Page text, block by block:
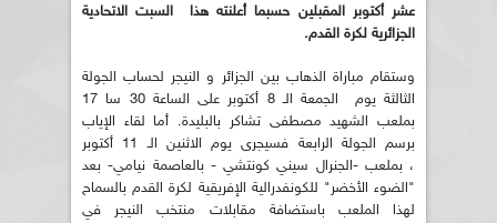
عشر أكتوبر المقبلين حسبما أعلنته هذا السبت الاتحادية
الجزائرية لكرة القدم.
وستقام مباراة الذهاب بين الجزائر و النيجر لحساب الجولة
الثالثة يوم الجمعة الـ 8 أكتوبر على الساعة 30 سا 17
بملعب الشهيد مصطفى تشاكر بالبليدة. أما لقاء الإياب
برسم الجولة الرابعة فسيجرى يوم الاثنين الـ 11 أكتوبر
، بملعب -الجنرال سيني كونتشي - بالعاصمة نيامي- بعد
"الضوء الأخضر" للكونفدرالية الإفريقية لكرة القدم بالسماح
لهذا الملعب باستضافة مقابلات منتخب النيجر في